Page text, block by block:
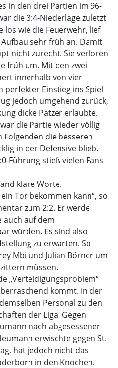
in den drei Partien im 96-
die 3:4-Niederlage zuletzt
los wie die Feuerwehr, lief
sehr früh an. Damit
nicht zurecht. Sie verloren
früh um. Mit den zwei
innerhalb von vier
perfekter Einstieg ins Spiel
jedoch umgehend zurück,
dicke Patzer erlaubte.
die Partie wieder völlig
die besseren
in der Defensive blieb.
Führung stieß vielen Fans
klare Worte.
Tor bekommen kann“, so
zum 2:2. Er werde
auch auf dem
würden. Es sind also
zu erwarten. So
Mbi und Julian Börner um
müssen.
„Verteidigungsproblem“
kommt. In der
Personal zu den
der Liga. Gegen
nach abgesessener
erwischte gegen St.
hat jedoch nicht das
in den Knochen.